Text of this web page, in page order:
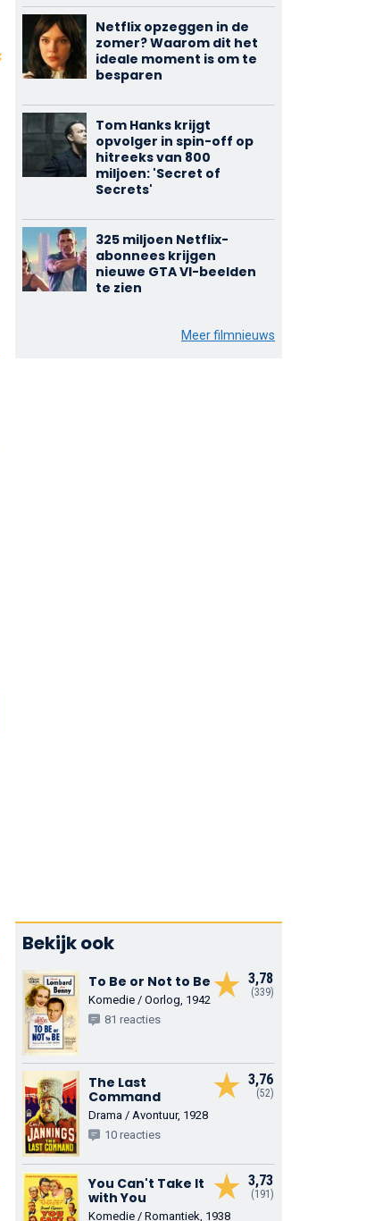
Eugene Pallette
Friar Tuck
Alan Hale
Netflix opzeggen in de
zomer? Waarom dit het
ideale moment is om te
besparen
Tom Hanks krijgt
opvolger in spin-off op
hitreeks van 800
miljoen: 'Secret of
Secrets'
325 miljoen Netflix-
abonnees krijgen
nieuwe GTA VI-beelden
te zien
Meer filmnieuws
Bekijk ook
3,78
(339)
To Be or Not to Be
Komedie / Oorlog, 1942
81 reacties
3,76
(52)
The Last
Command
Drama / Avontuur, 1928
10 reacties
3,73
(191)
You Can't Take It
with You
Komedie / Romantiek, 1938